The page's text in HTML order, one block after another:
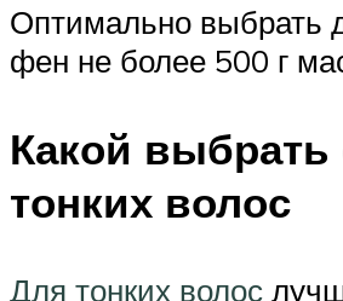
Оптимально выбрать
фен не более 500 г
Какой
тонких волос
Для тонких волос